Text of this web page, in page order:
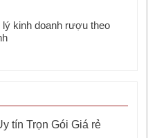
kinh doanh rượu theo
tín Trọn Gói Giá rẻ